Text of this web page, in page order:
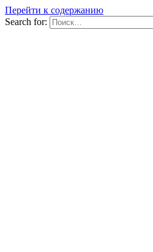
Перейти к содержанию
Search for: